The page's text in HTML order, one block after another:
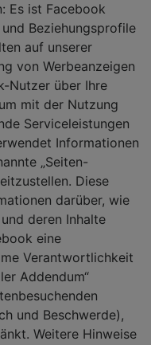
Es ist Facebook
Beziehungsprofile
auf unserer
von Werbeanzeigen
Nutzer über Ihre
mit der Nutzung
Serviceleistungen
Informationen
„Seiten-
Diese
darüber, wie
deren Inhalte
eine
Verantwortlichkeit
Addendum“
und Beschwerde),
Weitere Hinweise